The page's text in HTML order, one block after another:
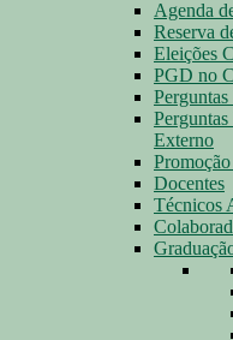
Agenda
Reserva
Eleições
PGD no
Externo
Docentes
Técnicos